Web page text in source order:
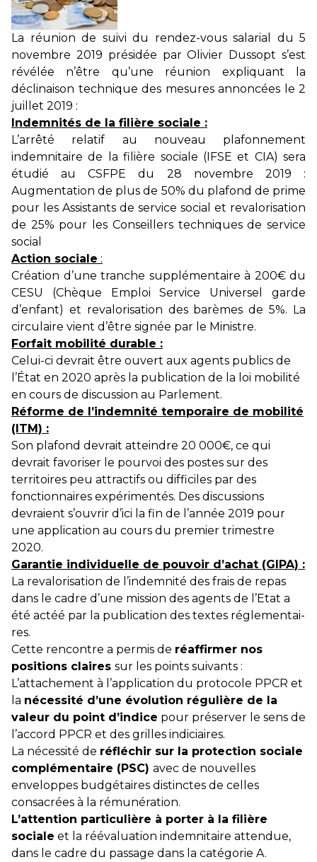
La réunion de suivi du rendez-vous salarial du 5
novembre 2019 présidée par Olivier Dussopt s’est
révélée n’être qu’une réunion expliquant la
déclinaison technique des mesures annoncées le 2
juillet 2019 :
Indemnités de la filière sociale :
L’arrêté relatif au nouveau plafonnement
indemnitaire de la filière sociale (IFSE et CIA) sera
étudié au CSFPE du 28 novembre 2019 :
Augmentation de plus de 50% du plafond de prime
pour les Assistants de service social et revalorisation
de 25% pour les Conseillers techniques de service
social
Action sociale :
Création d’une tranche supplémentaire à 200€ du
CESU (Chèque Emploi Service Universel garde
d’enfant) et revalorisation des barèmes de 5%. La
circulaire vient d’être signée par le Ministre.
Forfait mobilité durable :
Celui-ci devrait être ouvert aux agents publics de
l’État en 2020 après la publication de la loi mobilité
en cours de discussion au Parlement.
Réforme de l’indemnité temporaire de mobilité
(ITM) :
Son plafond devrait atteindre 20 000€, ce qui
devrait favoriser le pourvoi des postes sur des
territoires peu attractifs ou difficiles par des
fonctionnaires expérimentés. Des discussions
devraient s’ouvrir d’ici la fin de l’année 2019 pour
une application au cours du premier trimestre
2020.
Garan­tie indi­vi­duelle de pou­voir d’achat (GIPA) :
La reva­lo­ri­sa­tion de l’indem­nité des frais de repas
dans le cadre d’une mis­sion des agents de l’Etat a
été actéé par la publi­ca­tion des textes régle­men­tai­
res.
Cette rencontre a permis de réaffirmer nos
positions claires sur les points suivants :
L’attachement à l’application du protocole PPCR et
la nécessité d’une évolution régulière de la
valeur du point d’indice pour préserver le sens de
l’accord PPCR et des grilles indiciaires.
La nécessité de réfléchir sur la protection sociale
complémentaire (PSC) avec de nouvelles
enveloppes budgétaires distinctes de celles
consacrées à la rémunération.
L’attention particulière à porter à la filière
sociale et la réévaluation indemnitaire attendue,
dans le cadre du passage dans la catégorie A.